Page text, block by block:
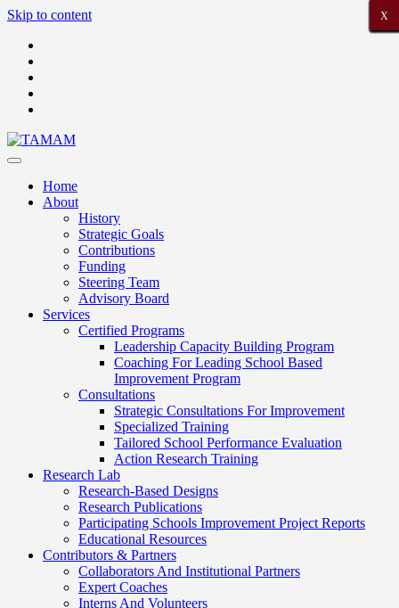
Skip to content
Home
About
History
Strategic Goals
Contributions
Funding
Steering Team
Advisory Board
Services
Certified Programs
Leadership Capacity Building Program
Coaching For Leading School Based
Improvement Program
Consultations
Strategic Consultations For Improvement
Specialized Training
Tailored School Performance Evaluation
Action Research Training
Research Lab
Research-Based Designs
Research Publications
Participating Schools Improvement Project Reports
Educational Resources
Contributors & Partners
Collaborators And Institutional Partners
Expert Coaches
Interns And Volunteers
X
X
X
X
X
X
X
X
X
X
X
X
X
X
X
X
X
X
X
X
X